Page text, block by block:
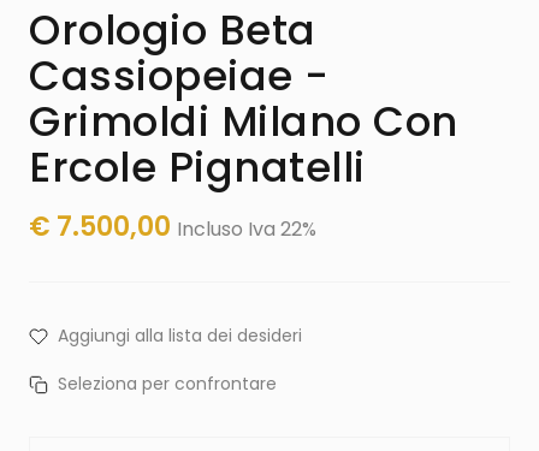
Orologio Beta
Cassiopeiae -
Grimoldi Milano Con
Ercole Pignatelli
€ 7.500,00 Incluso Iva 22%
Aggiungi alla lista dei desideri
Seleziona per confrontare